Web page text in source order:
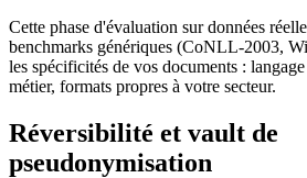
Cette phase d'évaluation sur données
benchmarks génériques (CoNLL-2003,
les spécificités de vos documents :
métier, formats propres à votre secteur.
Réversibilité et vault de
pseudonymisation